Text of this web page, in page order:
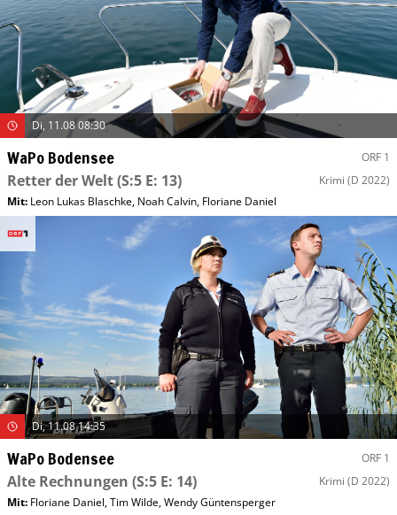
Di, 11.08 08:30
WaPo Bodensee ORF 1
Retter der Welt(S:5 E: 13) Krimi (D 2022)
Mit: Leon Lukas Blaschke, Noah Calvin, Floriane Daniel
Di, 11.08 14:35
WaPo Bodensee ORF 1
Alte Rechnungen (S:5 E: 14) Krimi (D 2022)
Mit: Floriane Daniel,Tim Wilde,Wendy Güntensperger